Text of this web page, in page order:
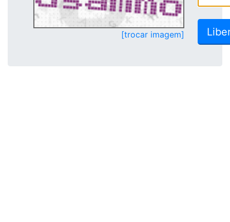
[trocar imagem]